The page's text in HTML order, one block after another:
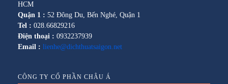
HCM
Quận 1 : 52 Đông Du, Bến Nghé, Quận 1
Tel : 028.66829216
Điện thoại : 0932237939
Email : lienhe@dichthuatsaigon.net
CÔNG TY CỔ PHẦN CHÂU Á